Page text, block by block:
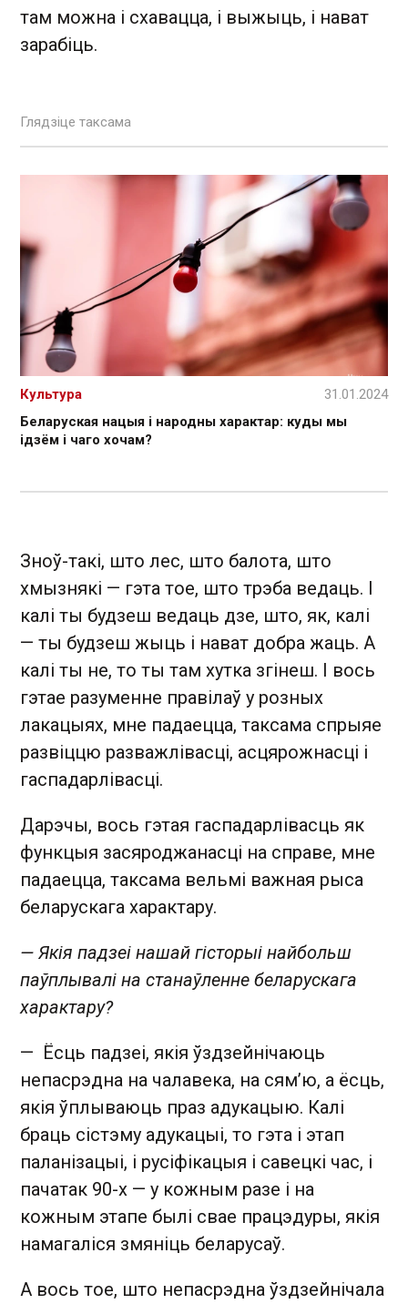
там можна і схавацца, і выжыць, і нават
зарабіць.
Глядзіце таксама
Беларуская нацыя і народны характар: куды мы
ідзём і чаго хочам?
Культура 31.01.2024
Зноў-такі, што лес, што балота, што
хмызнякі — гэта тое, што трэба ведаць. І
калі ты будзеш ведаць дзе, што, як, калі
— ты будзеш жыць і нават добра жаць. А
калі ты не, то ты там хутка згінеш. І вось
гэтае разуменне правілаў у розных
лакацыях, мне падаецца, таксама спрыяе
развіццю разважлівасці, асцярожнасці і
гаспадарлівасці.
Дарэчы, вось гэтая гаспадарлівасць як
функцыя засяроджанасці на справе, мне
падаецца, таксама вельмі важная рыса
беларускага характару.
— Якія падзеі нашай гісторыі найбольш
паўплывалі на станаўленне беларускага
характару?
— Ёсць падзеі, якія ўздзейнічаюць
непасрэдна на чалавека, на сям’ю, а ёсць,
якія ўплываюць праз адукацыю. Калі
браць сістэму адукацыі, то гэта і этап
паланізацыі, і русіфікацыя і савецкі час, і
пачатак 90-х — у кожным разе і на
кожным этапе былі свае працэдуры, якія
намагаліся змяніць беларусаў.
А вось тое, што непасрэдна ўздзейнічала